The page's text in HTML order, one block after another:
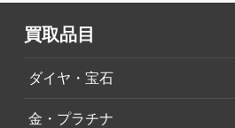
買取品目
ダイヤ・宝石
金・プラチナ